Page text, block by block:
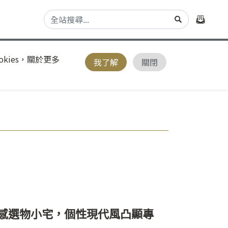
，關於更多
我了解 關閉
選物小宅，個性現代風凸顯專